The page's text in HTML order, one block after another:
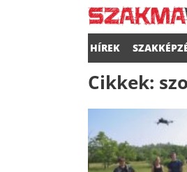
HÍREK
Cikkek: